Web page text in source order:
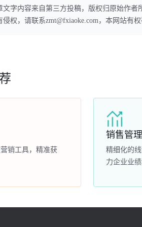
文字内容来自第三方投稿，版权归原始作
权，请联系zmt@fxiaoke.com，本网站有
销工具，精准获
销售管理
精细化的
力企业业绩